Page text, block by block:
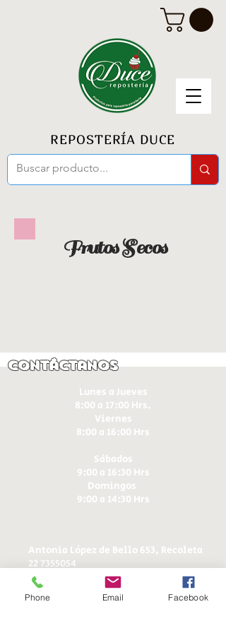
REPOSTERÍA DUCE
Frutos Secos
Contáctanos
Lunes a Jueves
8:00 a 17:00 Hrs.
Viernes
8:00 a 16:00 Hrs​
Sábados
9:00 a 16:30 Hrs
Domingos
9:00 a 14:30 Hrs
Antonia López de Bello 653, Recoleta
22 7355054
22 7375725
+56 9 75224598
ducereposteria@gmail.com
Phone Email Facebook